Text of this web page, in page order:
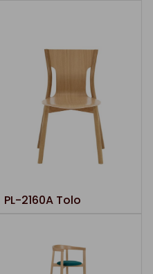
PL-2160A Tolo